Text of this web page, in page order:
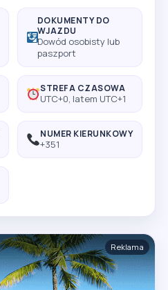
DOKUMENTY DO
WJAZDU
Dowód osobisty lub
paszport
STREFA CZASOWA
UTC+0, latem UTC+1
NUMER KIERUNKOWY
+351
Reklama